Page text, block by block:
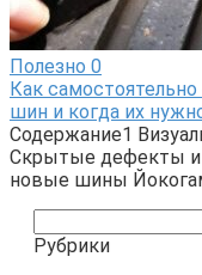
Полезно 0
Как
шин и когда их
Содержание1
Скрытые дефекты и
новые шины
Рубрики